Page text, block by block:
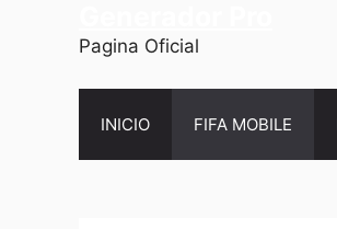
Pagina Oficial
INICIO FIFA MOBILE